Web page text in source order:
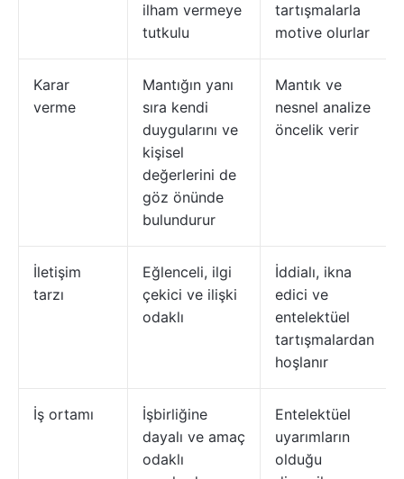
ilham vermeye
tutkulu
tartışmalarla
motive olurlar
Karar
verme
Mantığın yanı
sıra kendi
duygularını ve
kişisel
değerlerini de
göz önünde
bulundurur
Mantık ve
nesnel analize
öncelik verir
İletişim
tarzı
Eğlenceli, ilgi
çekici ve ilişki
odaklı
İddialı, ikna
edici ve
entelektüel
tartışmalardan
hoşlanır
İş ortamı
İşbirliğine
dayalı ve amaç
odaklı
Entelektüel
uyarımların
olduğu